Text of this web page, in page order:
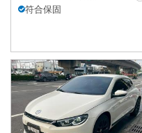
符合保固